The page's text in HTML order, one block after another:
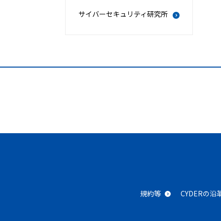
サイバーセキュリティ研究所
規約等 CYDERの沿